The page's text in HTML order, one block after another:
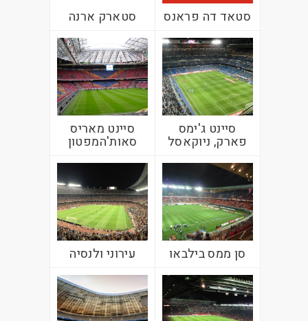
סטאד דה פראנס סטארק ארנה
סיינט ג'ימס
פארק, ניוקאסל
סיינט מאריס
סאות'המפטון
סן ממס בילבאו עירוני ולנסיה